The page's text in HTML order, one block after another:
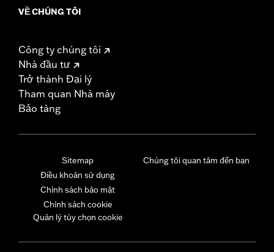
VỀ CHÚNG TÔI
Công ty chúng tôi
Nhà đầu tư
Trở thành Đại lý
Tham quan Nhà máy
Bảo tàng
Sitemap
Điều khoản sử dụng
Chính sách bảo mật
Chính sách cookie
Quản lý tùy chọn cookie
Chúng tôi quan tâm đến bạn